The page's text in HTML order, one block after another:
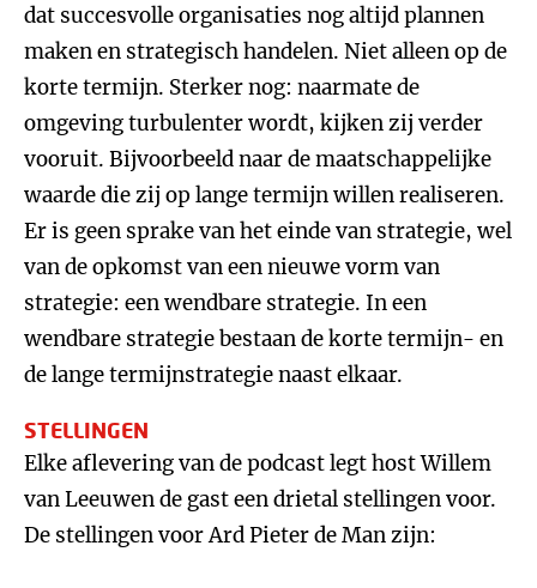
dat succesvolle organisaties nog altijd plannen
maken en strategisch handelen. Niet alleen op de
korte termijn. Sterker nog: naarmate de
omgeving turbulenter wordt, kijken zij verder
vooruit. Bijvoorbeeld naar de maatschappelijke
waarde die zij op lange termijn willen realiseren.
Er is geen sprake van het einde van strategie, wel
van de opkomst van een nieuwe vorm van
strategie: een wendbare strategie. In een
wendbare strategie bestaan de korte termijn- en
de lange termijnstrategie naast elkaar.
STELLINGEN
Elke aflevering van de podcast legt host Willem
van Leeuwen de gast een drietal stellingen voor.
De stellingen voor Ard Pieter de Man zijn: